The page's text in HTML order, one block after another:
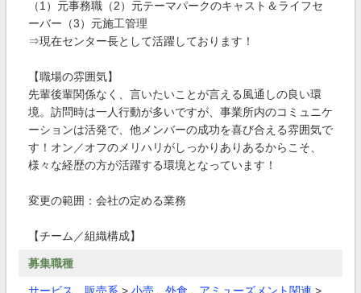
（1）元事務職（2）元テーマパークのキャスト＆ライフセ
ーバー（3）元施工管理
⇒現在センター長として活躍しております！
【職場の雰囲気】
先輩後輩関係なく、言いたいことが言える風通しの良い環
境。訪問時は一人行動が多いですが、事業所内のコミュニケ
ーションは活発で、他メンバーの成功を喜び合える雰囲気で
す！オン／オフのメリハリがしっかりありあるからこそ、
様々な経歴の方が活躍する環境となっています！
変更の範囲：会社の定める業務
【チーム／組織構成】
募集職種